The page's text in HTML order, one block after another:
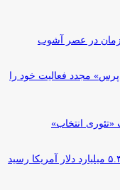
در عصر آشوب
مجدد فعالیت خود را
«تئوری انتخاب»